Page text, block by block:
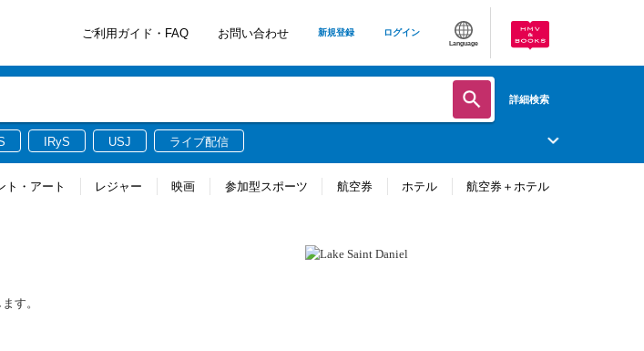
ご利用ガイド・FAQ お問い合わせ 新規登録 ログイン
Language
詳細検索
IRyS USJ ライブ配信
ト・アート レジャー 映画 参加型スポーツ 航空券 ホテル 航空券＋ホテル
す。